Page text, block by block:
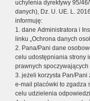
uchylenia dyrektywy 95/
danych), Dz. U. UE. L.
informuję:
1. dane Administratora i
linku „Ochrona danych
2. Pana/Pani dane
celu udostępniania strony
prawnych
3. jeżeli korzysta Pan/
e-mail placówki to zgadza
celu udzielenia